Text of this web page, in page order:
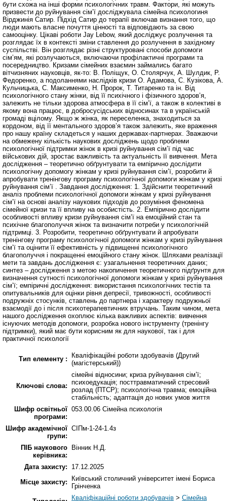
бути схожа на інші форми психологічних травм. Фактори, які можуть
призвести до руйнування сім’ї досліджувала сімейна психологиня
Вірджинія Сатир. Підхід Сатир до терапії включав визнання того, що
люди мають власне почуття цінності та відповідають за свою
самооцінку. Цікаві роботи Jay Lebow, який досліджує розлучення та
розглядає їх в контексті зміни ставлення до розлучення в західному
суспільстві. Він розглядає різні структуровані способи допомоги
сім’ям, які розлучаються, включаючи профілактичні програми та
посередництво. Кризами сімейних взаємин займались багато
вітчизняних науковців, як-то: В. Поліщук, О. Столярчук, А. Шулдик, Р.
Федоренко, а подоланнями наслідків кризи О. Адамова, С. Кузікова, А.
Кульчицька, С. Максименко, Н. Пророк, Т. Титаренко та ін. Від
психологічного стану жінки, від її психічного і фізичного здоров’я,
залежить не тільки здорова атмосфера в її сім’ї, а також в колективі в
якому вона працює, в добросусідських відносинах та в українській
громаді вцілому. Якщо ж жінка, як переселенка, знаходиться за
кордоном, від її ментального здоров’я також залежить, яке враження
про нашу країну складеться у наших державах-партнерах. Зважаючи
на обмежену кількість наукових досліджень щодо проблеми
психологічної підтримки жінок в кризі руйнування сім’ї під час
військових дій, зростає важливість та актуальність її вивчення. Мета
дослідження – теоретично обґрунтувати та емпірично дослідити
психологічну допомогу жінкам у кризі руйнування сім’ї, розробити й
апробувати тренінгову програму психологічної допомоги жінкам у кризі
руйнування сім’ї . Завдання дослідження: 1. Здійснити теоретичний
аналіз проблеми психологічної допомоги жінкам у кризі руйнування
сім’ї на основі аналізу наукових підходів до розуміння феномена
сімейної кризи та її впливу на особистість. 2. Емпірично дослідити
особливості впливу кризи руйнування сім’ї на емоційний стан та
психічне благополуччя жінок та визначити потреби у психологічній
підтримці. 3. Розробити, теоретично обґрунтувати й апробувати
тренінгову програму психологічної допомоги жінкам у кризі руйнування
сім’ї та оцінити її ефективність у підвищенні психологічного
благополуччя і покращенні емоційного стану жінок. Шляхами реалізації
мети та завдань дослідження є: узагальнення теоретичних даних;
синтез – дослідження з метою накопичення теоретичного підґрунтя для
визначення сутності психологічної допомоги жінкам у кризі руйнування
сім’ї; емпіричні дослідження: використання психологічних тестів та
опитувальників для оцінки рівня депресії, тривожності, особливості
подружніх стосунків, ставлень до партнера і характеру подружньої
взаємодії до і після психотерапевтичних втручань. Таким чином, мета
нашого дослідження охоплює кілька важливих аспектів: вивчення
існуючих методів допомоги, розробка нового інструменту (тренінгу
підтримки), який має бути корисним як для наукової, так і для
практичної психології
Тип елементу :
Кваліфікаційні роботи здобувачів (Другий
(магістерський))
Ключові слова:
сімейні відносини; криза руйнування сім’ї;
психоедукація; посттравматичний стресовий
розлад (ПТСР); психологічна травма; емоційна
стабільність; адаптація до нових умов життя
Шифр освітньої
програми:
053.00.06 Сімейна психологія
Шифр академічної
групи:
СІПм-1-24-1.4з
ПІБ наукового
керівника:
Вінник Н.Д.
Дата захисту:
17.12.2025
Місце захисту:
Київський столичний університет імені Бориса
Грінченка
Кваліфікаційні роботи здобувачів > Сімейна